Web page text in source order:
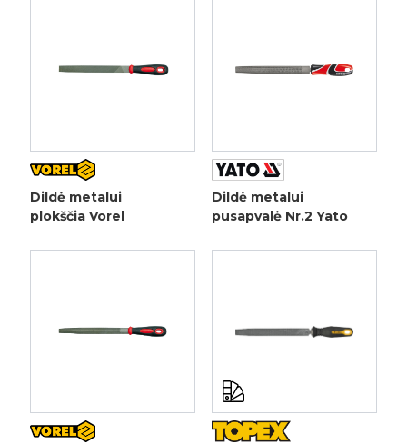
Dildė metalui
plokščia Vorel
Dildė metalui
pusapvalė Nr.2 Yato